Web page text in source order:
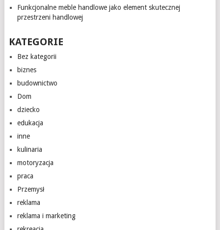
Funkcjonalne meble handlowe jako element skutecznej
przestrzeni handlowej
KATEGORIE
Bez kategorii
biznes
budownictwo
Dom
dziecko
edukacja
inne
kulinaria
motoryzacja
praca
Przemysł
reklama
reklama i marketing